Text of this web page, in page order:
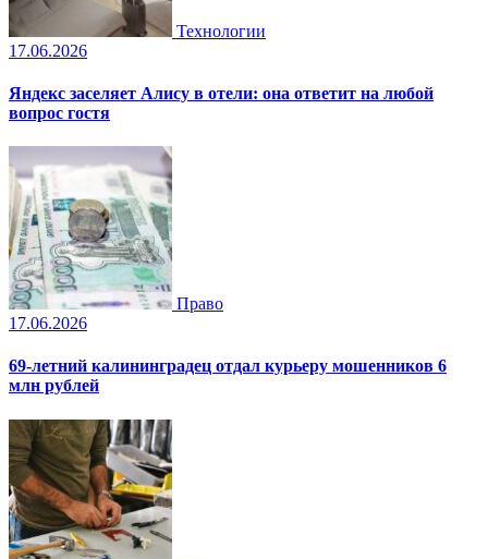
Технологии
17.06.2026
Яндекс заселяет Алису в отели: она ответит на любой
вопрос гостя
Право
17.06.2026
69-летний калининградец отдал курьеру мошенников 6
млн рублей